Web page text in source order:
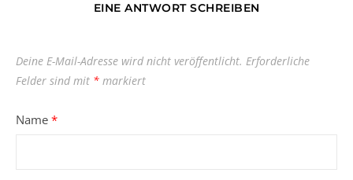
EINE ANTWORT SCHREIBEN
Deine E-Mail-Adresse wird nicht veröffentlicht. Erforderliche
Felder sind mit * markiert
Name *